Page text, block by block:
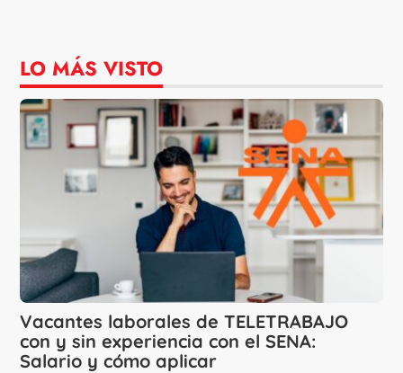
LO MÁS VISTO
Vacantes laborales de TELETRABAJO
con y sin experiencia con el SENA:
Salario y cómo aplicar